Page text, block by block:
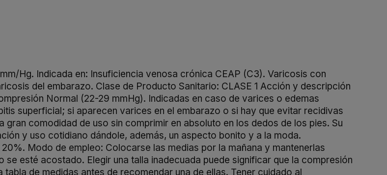
Hg. Indicada en: Insuficiencia venosa crónica CEAP (C3). Varicosis con
del embarazo. Clase de Producto Sanitario: CLASE 1 Acción y descripción
Normal (22-29 mmHg). Indicadas en caso de varices o edemas
superficial; si aparecen varices en el embarazo o si hay que evitar recidivas
comodidad de uso sin comprimir en absoluto en los dedos de los pies. Su
y uso cotidiano dándole, además, un aspecto bonito y a la moda.
Modo de empleo: Colocarse las medias por la mañana y mantenerlas
esté acostado. Elegir una talla inadecuada puede significar que la compresión
de medidas antes de recomendar una de ellas. Tener cuidado al